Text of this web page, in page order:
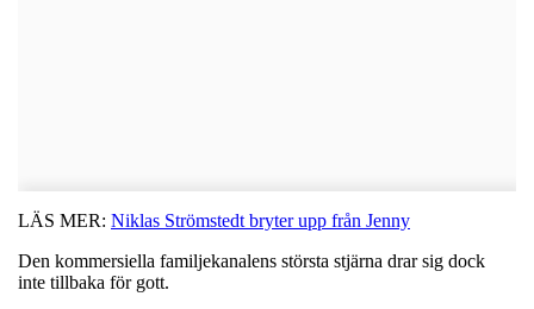
LÄS MER: Niklas Strömstedt bryter upp från Jenny
Den kommersiella familjekanalens största stjärna drar sig dock
inte tillbaka för gott.